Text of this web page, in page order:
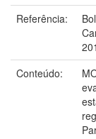
Referência:
Conteúdo: